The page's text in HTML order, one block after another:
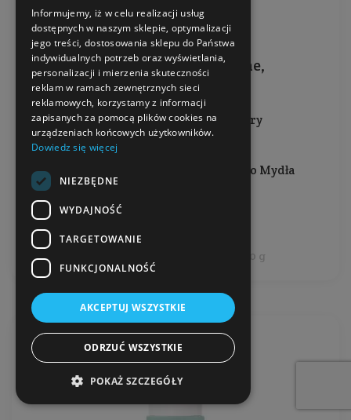
Masło shea - organiczne,
nierafinowane
Do wszystkich rodzajów skóry
Ministerstwo Dobrego Mydła
29,99 zł
Cena jednostkowa: 39,99 zł / 100 g
Informujemy, iż w celu realizacji usług
dostępnych w naszym sklepie, optymalizacji
jego treści, dostosowania sklepu do Państwa
indywidualnych potrzeb oraz wyświetlania,
personalizacji i mierzenia skuteczności
reklam w ramach zewnętrznych sieci
reklamowych, korzystamy z informacji
zapisanych za pomocą plików cookies na
urządzeniach końcowych użytkowników.
Dowiedz się więcej
NIEZBĘDNE
WYDAJNOŚĆ
TARGETOWANIE
FUNKCJONALNOŚĆ
AKCEPTUJ WSZYSTKIE
ODRZUĆ WSZYSTKIE
POKAŻ SZCZEGÓŁY